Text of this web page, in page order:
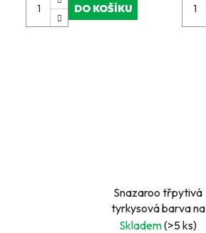
DO KOŠÍKU
Snazaroo třpytivá
tyrkysová barva na
obličej 18ml
Skladem(>5 ks)